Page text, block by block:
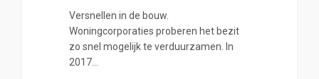
Versnellen in de bouw.
Woningcorporaties proberen het bezit
zo snel mogelijk te verduurzamen. In
2017…